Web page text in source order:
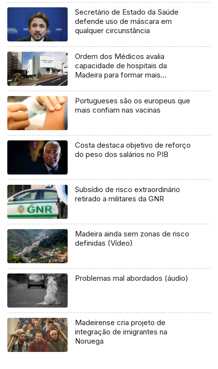
Secretário de Estado da Saúde
defende uso de máscara em
qualquer circunstância
Ordem dos Médicos avalia
capacidade de hospitais da
Madeira para formar mais
Portugueses são os europeus que
mais confiam nas vacinas
Costa destaca objetivo de reforço
do peso dos salários no PIB
Subsídio de risco extraordinário
retirado a militares da GNR
Madeira ainda sem zonas de risco
definidas (Vídeo)
Problemas mal abordados (áudio)
Madeirense cria projeto de
integração de imigrantes na
Noruega